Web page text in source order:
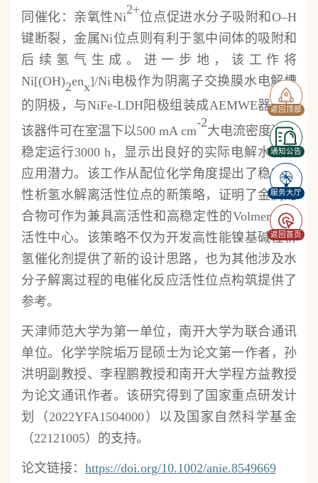
返回顶部
通知公告
服务大厅
返回首页
同催化：亲氧性Ni
2+
位点促进水分子吸附和O–H
键断裂，金属Ni位点则有利于氢中间体的吸附和
后续氢气生成。进一步地，该工作将
Ni[(OH)2enx]/Ni电极作为阴离子交换膜水电解槽
的阴极，与NiFe-LDH阳极组装成AEMWE器件。
该器件可在室温下以500 mA cm
-2
大电流密度连续
稳定运行3000 h，显示出良好的实际电解水制氢
应用潜力。该工作从配位化学角度提出了稳定碱
性析氢水解离活性位点的新策略，证明了金属配
合物可作为兼具高活性和高稳定性的Volmer步骤
活性中心。该策略不仅为开发高性能镍基碱性析
氢催化剂提供了新的设计思路，也为其他涉及水
分子解离过程的电催化反应活性位点构筑提供了
参考。
天津师范大学为第一单位，南开大学为联合通讯
单位。化学学院垢万昆硕士为论文第一作者，孙
洪明副教授、李程鹏教授和南开大学程方益教授
为论文通讯作者。该研究得到了国家重点研发计
划（2022YFA1504000）以及国家自然科学基金
（22121005）的支持。
论文链接： https://doi.org/10.1002/anie.8549669